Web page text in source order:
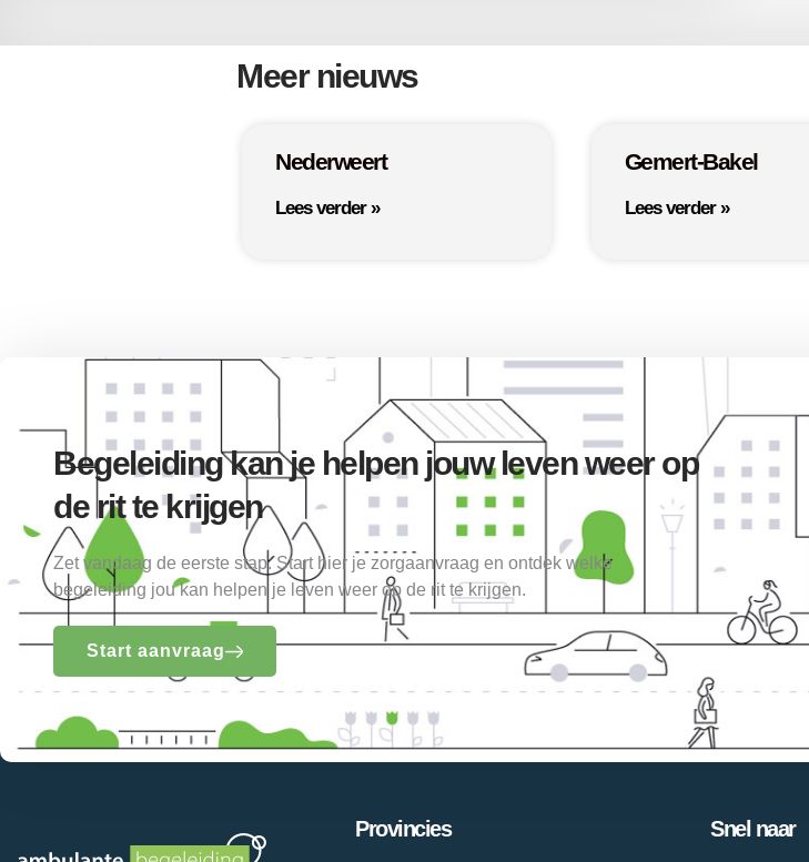
Meer nieuws
Nederweert
Lees verder »
Gemert-Bakel
Lees verder »
Begeleiding kan je helpen jouw leven weer op
de rit te krijgen
Zet vandaag de eerste stap. Start hier je zorgaanvraag en ontdek welke
begeleiding jou kan helpen je leven weer op de rit te krijgen.
Start aanvraag
Provincies Snel naar